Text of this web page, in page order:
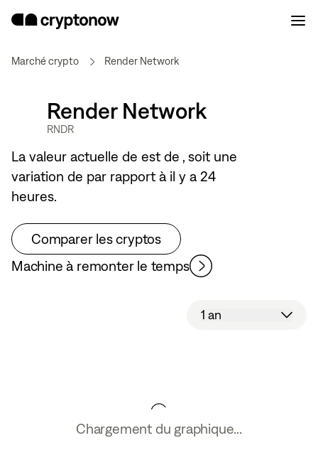
Marché crypto Render Network
Render Network
RNDR
La valeur actuelle de est de , soit une
variation de par rapport à il y a 24
heures.
Comparer les cryptos
Machine à remonter le temps
1 an
Chargement du graphique...